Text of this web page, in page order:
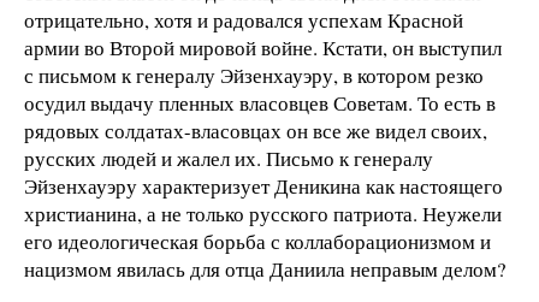
отрицательно, хотя и радовался успехам Красной
армии во Второй мировой войне. Кстати, он выступил
с письмом к генералу Эйзенхауэру, в котором резко
осудил выдачу пленных власовцев Советам. То есть в
рядовых солдатах-власовцах он все же видел своих,
русских людей и жалел их. Письмо к генералу
Эйзенхауэру характеризует Деникина как настоящего
христианина, а не только русского патриота. Неужели
его идеологическая борьба с коллаборационизмом и
нацизмом явилась для отца Даниила неправым делом?